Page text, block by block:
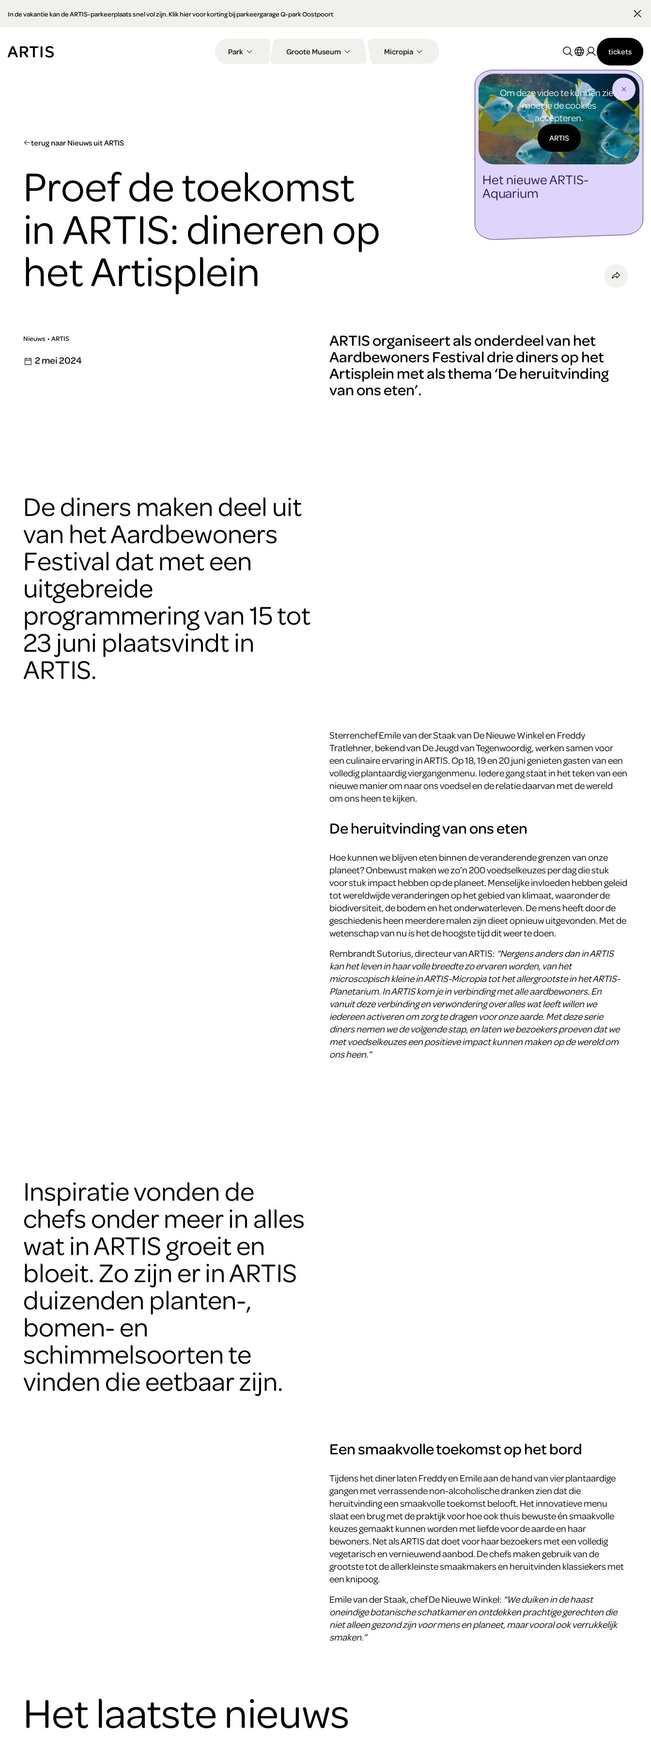
Ga naar
zoeken
In de vakantie kan de ARTIS-parkeerplaats snel vol zijn. Klik hier voor korting bij parkeergarage Q-park Oostpoort
Park Groote Museum Micropia tickets
terug naar Nieuws uit ARTIS
Proef de toekomst
in ARTIS: dineren op
het Artisplein
Nieuws ARTIS
2 mei 2024
ARTIS organiseert als onderdeel van het
Aardbewoners Festival drie diners op het
Artisplein met als thema ‘De heruitvinding
van ons eten’.
De diners maken deel uit
van het Aardbewoners
Festival dat met een
uitgebreide
programmering van 15 tot
23 juni plaatsvindt in
ARTIS.
Sterrenchef Emile van der Staak van De Nieuwe Winkel en Freddy
Tratlehner, bekend van De Jeugd van Tegenwoordig, werken samen voor
een culinaire ervaring in ARTIS. Op 18, 19 en 20 juni genieten gasten van een
volledig plantaardig viergangenmenu. Iedere gang staat in het teken van een
nieuwe manier om naar ons voedsel en de relatie daarvan met de wereld
om ons heen te kijken.
De heruitvinding van ons eten
Hoe kunnen we blijven eten binnen de veranderende grenzen van onze
planeet? Onbewust maken we zo’n 200 voedselkeuzes per dag die stuk
voor stuk impact hebben op de planeet. Menselijke invloeden hebben geleid
tot wereldwijde veranderingen op het gebied van klimaat, waaronder de
biodiversiteit, de bodem en het onderwaterleven. De mens heeft door de
geschiedenis heen meerdere malen zijn dieet opnieuw uitgevonden. Met de
wetenschap van nu is het de hoogste tijd dit weer te doen.
Rembrandt Sutorius, directeur van ARTIS: “Nergens anders dan in ARTIS
kan het leven in haar volle breedte zo ervaren worden, van het
microscopisch kleine in ARTIS-Micropia tot het allergrootste in het ARTIS-
Planetarium. In ARTIS kom je in verbinding met alle aardbewoners. En
vanuit deze verbinding en verwondering over alles wat leeft willen we
iedereen activeren om zorg te dragen voor onze aarde. Met deze serie
diners nemen we de volgende stap, en laten we bezoekers proeven dat we
met voedselkeuzes een positieve impact kunnen maken op de wereld om
ons heen.”
Inspiratie vonden de
chefs onder meer in alles
wat in ARTIS groeit en
bloeit. Zo zijn er in ARTIS
duizenden planten-,
bomen- en
schimmelsoorten te
vinden die eetbaar zijn.
Een smaakvolle toekomst op het bord
Tijdens het diner laten Freddy en Emile aan de hand van vier plantaardige
gangen met verrassende non-alcoholische dranken zien dat die
heruitvinding een smaakvolle toekomst belooft. Het innovatieve menu
slaat een brug met de praktijk voor hoe ook thuis bewuste én smaakvolle
keuzes gemaakt kunnen worden met liefde voor de aarde en haar
bewoners. Net als ARTIS dat doet voor haar bezoekers met een volledig
vegetarisch en vernieuwend aanbod. De chefs maken gebruik van de
grootste tot de allerkleinste smaakmakers en heruitvinden klassiekers met
een knipoog.
Emile van der Staak, chef De Nieuwe Winkel: “We duiken in de haast
oneindige botanische schatkamer en ontdekken prachtige gerechten die
niet alleen gezond zijn voor mens en planeet, maar vooral ook verrukkelijk
smaken.”
Het laatste nieuws
Om deze video te kunnen zien
moet je de cookies
accepteren.
ARTIS
Het nieuwe ARTIS-
Aquarium